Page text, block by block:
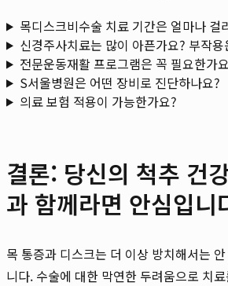
목디스크비수술 치료 기간은 얼마나 걸
신경주사치료는 많이 아픈가요? 부작용
전문운동재활 프로그램은 꼭 필요한가
S서울병원은 어떤 장비로 진단하나요?
의료 보험 적용이 가능한가요?
결론: 당신의 척추 건
과 함께라면 안심입니
목 통증과 디스크는 더 이상 방치해서는
니다. 수술에 대한 막연한 두려움으로 치